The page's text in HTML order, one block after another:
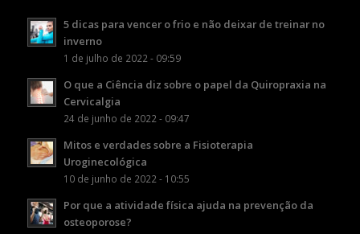
5 dicas para vencer o frio e não deixar de treinar no
inverno
1 de julho de 2022 - 09:59
O que a Ciência diz sobre o papel da Quiropraxia na
Cervicalgia
24 de junho de 2022 - 09:47
Mitos e verdades sobre a Fisioterapia
Uroginecológica
10 de junho de 2022 - 10:55
Por que a atividade física ajuda na prevenção da
osteoporose?